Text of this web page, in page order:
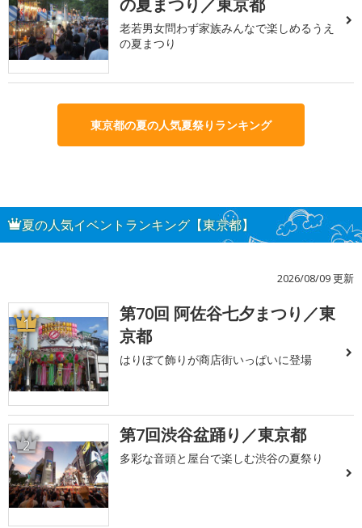
老若男女問わず家族みんなで楽しめるうえ
の夏まつり
東京都の夏の人気夏祭りランキング
夏の人気イベントランキング【東京都】
2026/08/09 更新
1
第70回 阿佐谷七夕まつり／東
京都
はりぼて飾りが商店街いっぱいに登場
2 第7回渋谷盆踊り／東京都
多彩な音頭と屋台で楽しむ渋谷の夏祭り